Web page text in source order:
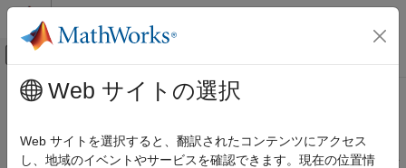
コンテンツへスキップ
オフキャンバス ナビゲーション メ
ドキュメンテーションのホーム
MATLAB Grader
メインコンテンツ
問題集の共有
MATLAB 評価項目の作成について、ティーチング アシスタント
Web サイトの選択
Web サイトを選択すると、翻訳されたコンテンツにアクセス
し、地域のイベントやサービスを確認できます。現在の位置情